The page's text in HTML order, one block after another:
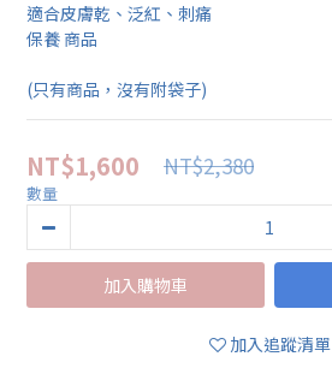
適合皮膚乾、泛紅、刺痛
保養 商品
(只有商品，沒有附袋子)
NT$1,600 NT$2,380
數量
加入購物車
加入追蹤清單